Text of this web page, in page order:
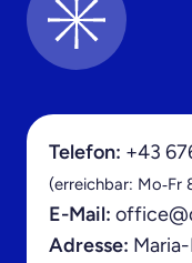
Telefon: +43
(erreichbar: Mo‑Fr
E-Mail:
Adresse: